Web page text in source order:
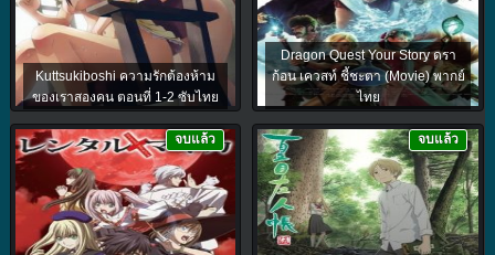
Kuttsukiboshi ความรักต้องห้าม
ของเราสองคน ตอนที่ 1-2 ซับไทย
Dragon Quest Your Story ดรา
ก้อน เควสท์ ชี้ชะตา (Movie) พากย์
ไทย
จบแล้ว จบแล้ว